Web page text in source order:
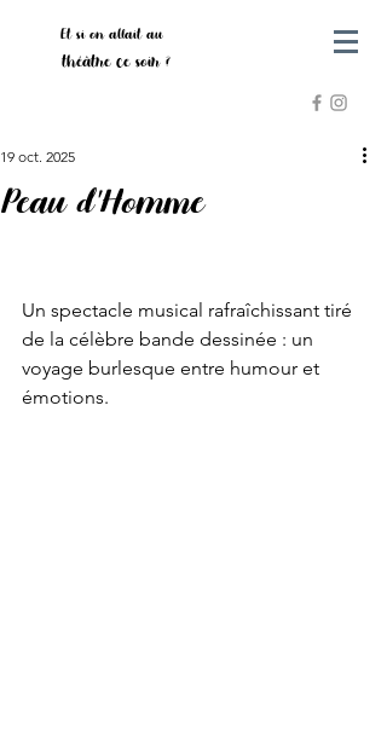
Et si on allait au
théâtre ce soir ?
Peau d'Homme
19 oct. 2025
Un spectacle musical rafraîchissant tiré
de la célèbre bande dessinée : un
voyage burlesque entre humour et
émotions.